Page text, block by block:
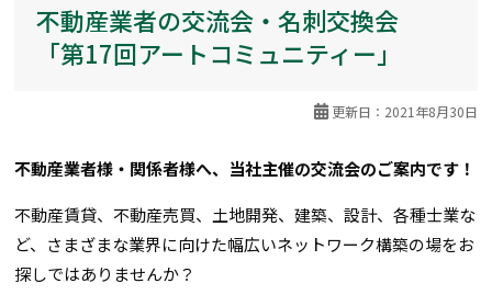
不動産業者の交流会・名刺交換会
「第17回アートコミュニティー」
更新日：2021年8月30日
不動産業者様・関係者様へ、当社主催の交流会のご案内です！
不動産賃貸、不動産売買、土地開発、建築、設計、各種士業な
ど、さまざまな業界に向けた幅広いネットワーク構築の場をお
探しではありませんか？